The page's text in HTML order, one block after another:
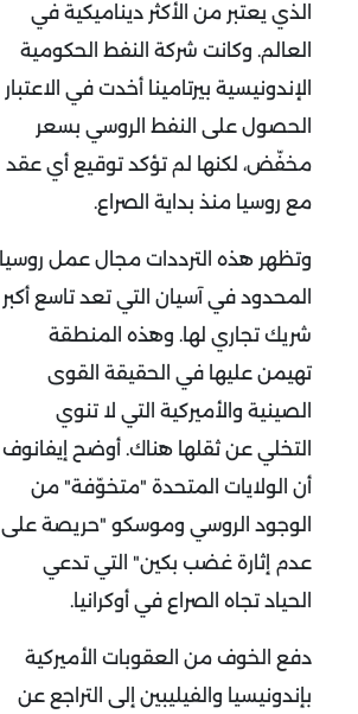
الذي يعتبر من الأكثر ديناميكية في
العالم. وكانت شركة النفط الحكومية
الإندونيسية بيرتامينا أخدت في الاعتبار
الحصول على النفط الروسي بسعر
مخفّض، لكنها لم تؤكد توقيع أي عقد
مع روسيا منذ بداية الصراع.
وتظهر هذه الترددات مجال عمل روسيا
المحدود في آسيان التي تعد تاسع أكبر
شريك تجاري لها. وهذه المنطقة
تهيمن عليها في الحقيقة القوى
الصينية والأميركية التي لا تنوي
التخلي عن ثقلها هناك. أوضح إيفانوف
أن الولايات المتحدة "متخوّفة" من
الوجود الروسي وموسكو "حريصة على
عدم إثارة غضب بكين" التي تدعي
الحياد تجاه الصراع في أوكرانيا.
دفع الخوف من العقوبات الأميركية
بإندونيسيا والفيليبين إلى التراجع عن